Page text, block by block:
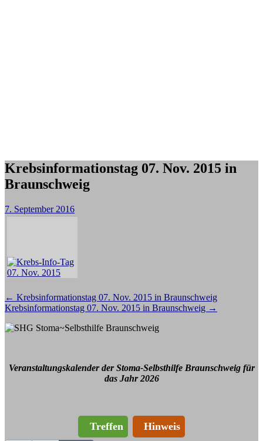
Krebsinformationstag 07. Nov. 2015 in
Braunschweig
7. September 2016
Beitragsnavigation
← Krebsinformationstag 07. Nov. 2015 in Braunschweig
Krebsinformationstag 07. Nov. 2015 in Braunschweig →
Veranstaltungskalender der Stoma-Selbsthilfe Braunschweig für
das Jahr 2026
Treffen Hinweis